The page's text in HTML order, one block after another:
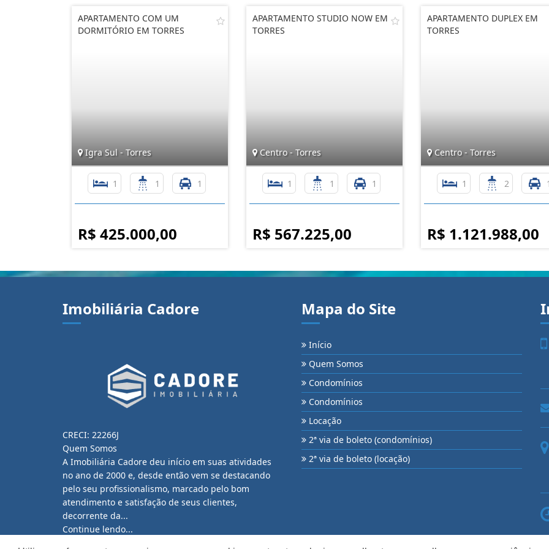
APARTAMENTO COM UM
DORMITÓRIO EM TORRES
Igra Sul - Torres
1 1 1
R$ 425.000,00
APARTAMENTO STUDIO NOW EM
TORRES
Centro - Torres
1 1 1
R$ 567.225,00
APARTAMENTO DUPLEX EM
TORRES
Centro - Torres
1 2
R$ 1.121.988,00
Imobiliária Cadore
CRECI: 22266J
Quem Somos
A Imobiliária Cadore deu início em suas atividades
no ano de 2000 e, desde então vem se destacando
pelo seu profissionalismo, marcado pelo bom
atendimento e satisfação de seus clientes,
decorrente da...
Continue lendo...
Mapa do Site
Início
Quem Somos
Condomínios
Condomínios
Locação
2ª via de boleto (condomínios)
2ª via de boleto (locação)